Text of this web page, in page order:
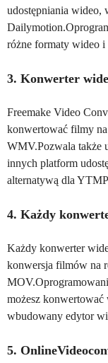
udostępniania wideo,
różne formaty wideo i
3. Konwerter
Freemake Video
konwertować filmy
WMV.Pozwala także
innych platform
alternatywą dla
4. Każdy
Każdy konwerter
konwersja filmów na
możesz konwertować
wbudowany edytor
5.